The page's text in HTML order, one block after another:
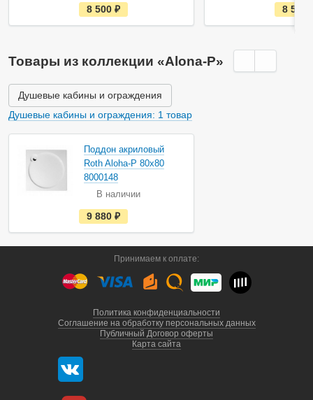
е
с
т
а
и
ч
и
и
8 500 8 510
Товары из коллекции «Alona-P»
Душевые кабины и ограждения
Душевые кабины и ограждения: 1 товар
Акция
Поддон акриловый
Roth Aloha-P 80х80
8000148
В наличии
е
с
т
н
л
и
и
и
9 880
Принимаем к оплате:
Политика конфиденциальности
Соглашение на обработку персональных данных
Публичный Договор оферты
Карта сайта